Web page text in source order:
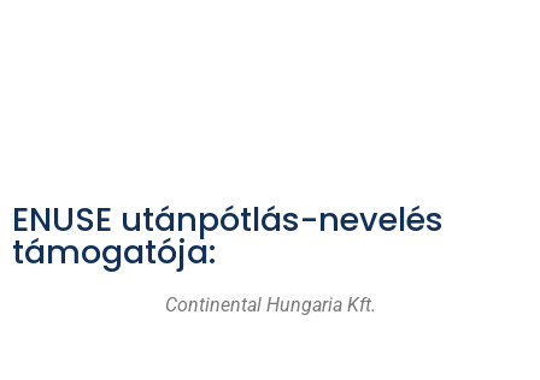
ENUSE utánpótlás-nevelés
támogatója:
Continental Hungaria Kft.